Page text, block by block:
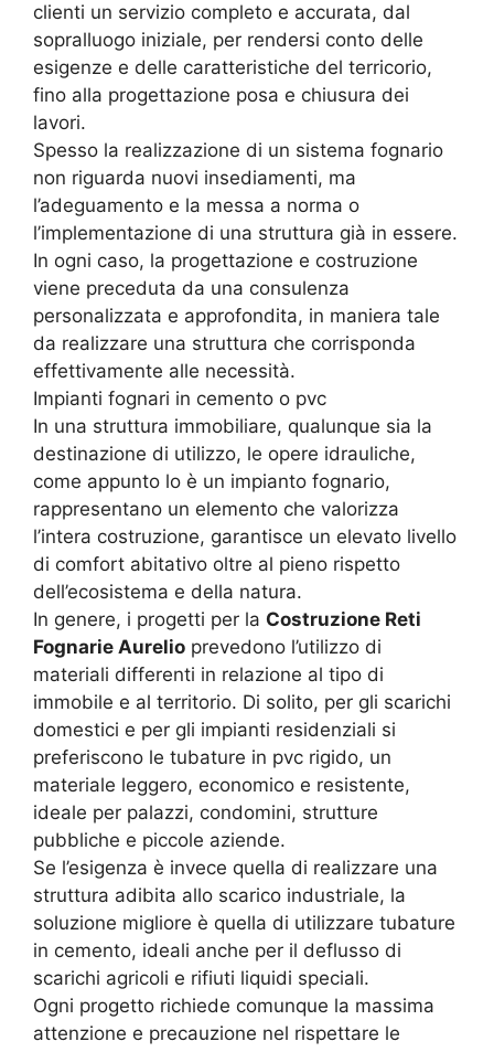
clienti un servizio completo e accurata, dal
sopralluogo iniziale, per rendersi conto delle
esigenze e delle caratteristiche del terricorio,
fino alla progettazione posa e chiusura dei
lavori.
Spesso la realizzazione di un sistema fognario
non riguarda nuovi insediamenti, ma
l’adeguamento e la messa a norma o
l’implementazione di una struttura già in essere.
In ogni caso, la progettazione e costruzione
viene preceduta da una consulenza
personalizzata e approfondita, in maniera tale
da realizzare una struttura che corrisponda
effettivamente alle necessità.
Impianti fognari in cemento o pvc
In una struttura immobiliare, qualunque sia la
destinazione di utilizzo, le opere idrauliche,
come appunto lo è un impianto fognario,
rappresentano un elemento che valorizza
l’intera costruzione, garantisce un elevato livello
di comfort abitativo oltre al pieno rispetto
dell’ecosistema e della natura.
In genere, i progetti per la Costruzione Reti
Fognarie Aurelio prevedono l’utilizzo di
materiali differenti in relazione al tipo di
immobile e al territorio. Di solito, per gli scarichi
domestici e per gli impianti residenziali si
preferiscono le tubature in pvc rigido, un
materiale leggero, economico e resistente,
ideale per palazzi, condomini, strutture
pubbliche e piccole aziende.
Se l’esigenza è invece quella di realizzare una
struttura adibita allo scarico industriale, la
soluzione migliore è quella di utilizzare tubature
in cemento, ideali anche per il deflusso di
scarichi agricoli e rifiuti liquidi speciali.
Ogni progetto richiede comunque la massima
attenzione e precauzione nel rispettare le